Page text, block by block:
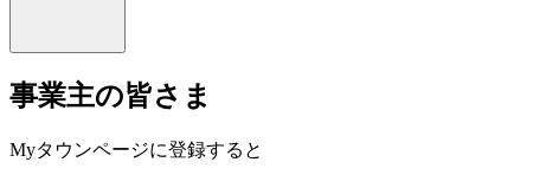
事業主の皆さま
Myタウンページに登録すると